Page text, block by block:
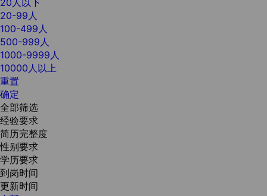
20-99人
100-499人
500-999人
1000-9999人
10000人以上
重置
确定
全部筛选
经验要求
简历完整度
性别要求
学历要求
到岗时间
更新时间